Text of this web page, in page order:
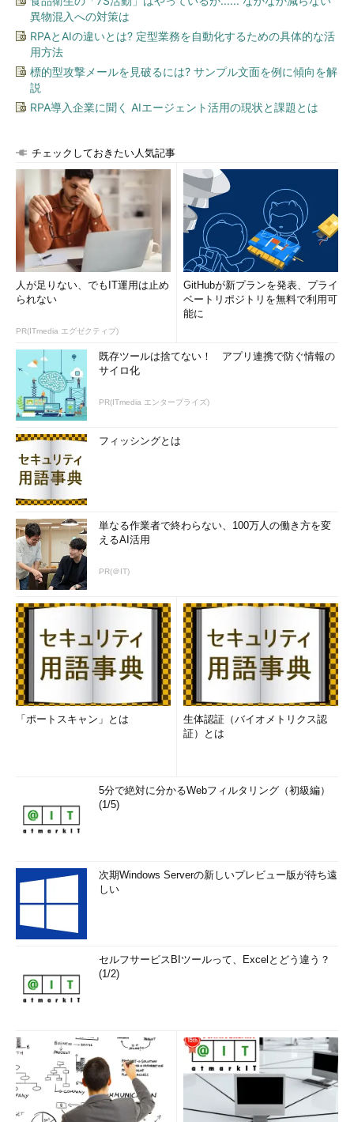
行うようにしたい（何かトラブルが起こると、その後しばらく使
えなくなる可能性が高いため）。
Windows Updateによる新ビルドへのアップデート
Windows 10 Pro／HomeでWindows Updateを自動的に適用す
るようにしている場合、すでに先月から新ビルドへの更新プログ
配布されていない場合は、Windows Updateの詳細オプションで
［アップグレードを延期する］にチェックが入っていないかどう
かなどを確認すること。
Windows 10の新ビルドへの更新を延期するオプション
これは［設定］－［更新とセキュリティ］－［Windows Up
date］－［詳細オプション］をクリックすると表示される画
面。デフォルトでは、Windows 10の新ビルドへの更新は自
動的に行われるようになっている。
（1）
このオプションをオンにしておくと、新ビルドへの
更新を何カ月か延期できる。ただし、延期する具体的な日時
は指定できないし、いつまでも延期できるわけでもない。ま
た、このオプションはWindows 10 Homeでは表示されな
い。
Windows Updateが正しく設定されていると、次のように
「Windows 10 XXXXX、バージョン 1511、10586 にアップグレー
ド。」という更新プログラムが配布されているはずである。これ
をインストールするとビルド10586にアップデートできる。
ビルド10586へ更新するための更新プログラム
date］の画面。
586へ更新するための更新プログラム。この後何度かの再起
動を経て新ビルドへアップデートされる。
Windows Updateでアップデートできない場合は（アップデー
トに失敗する場合も含む）、Windows 10ビルド10586のインスト
ール用メディアを使ってアップデートしてもよい。具体的な方法
については以下のTIPS記事を参照のこと。このツールでダウン
異物混入への対策は
RPAとAIの違いとは? 定型業務を自動化するための具体的な活
用方法
標的型攻撃メールを見破るには? サンプル文面を例に傾向を解
説
RPA導入企業に聞く AIエージェント活用の現状と課題とは
チェックしておきたい人気記事
人が足りない、でもIT運用は止め
られない
PR(ITmedia エグゼクティブ)
GitHubが新プランを発表、プライ
ベートリポジトリを無料で利用可
能に
既存ツールは捨てない！ アプリ連携で防ぐ情報の
サイロ化
PR(ITmedia エンタープライズ)
フィッシングとは
単なる作業者で終わらない、100万人の働き方を変
えるAI活用
PR(＠IT)
「ポートスキャン」とは
生体認証（バイオメトリクス認
証）とは
5分で絶対に分かるWebフィルタリング（初級編）
(1/5)
次期Windows Serverの新しいプレビュー版が待ち遠
しい
セルフサービスBIツールって、Excelとどう違う？
(1/2)